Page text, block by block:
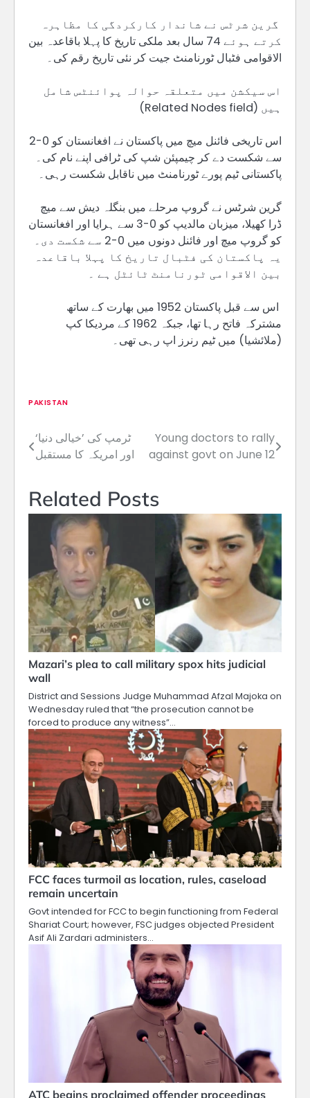
گرین شرٹس نے شاندار کارکردگی کا مظاہرہ
کرتے ہوئے 74 سال بعد ملکی تاریخ کا پہلا باقاعدہ بین
الاقوامی فٹبال ٹورنامنٹ جیت کر نئی تاریخ رقم کی۔
اس سیکشن میں متعلقہ حوالہ پوائنٹس شامل
ہیں (Related Nodes field)
اس تاریخی فائنل میچ میں پاکستان نے افغانستان کو 0-2
سے شکست دے کر چیمپئن شپ کی ٹرافی اپنے نام کی۔
پاکستانی ٹیم پورے ٹورنامنٹ میں ناقابل شکست رہی۔
گرین شرٹس نے گروپ مرحلے میں بنگلہ دیش سے میچ
ڈرا کھیلا، میزبان مالدیپ کو 0-3 سے ہرایا اور افغانستان
کو گروپ میچ اور فائنل دونوں میں 0-2 سے شکست دی۔
یہ پاکستان کی فٹبال تاریخ کا پہلا باقاعدہ
بین الاقوامی ٹورنامنٹ ٹائٹل ہے ۔
اس سے قبل پاکستان 1952 میں بھارت کے ساتھ
مشترکہ فاتح رہا تھا، جبکہ 1962 کے مردیکا کپ
(ملائشیا) میں ٹیم رنرز اپ رہی تھی۔
PAKISTAN
Post
navigation
ٹرمپ کی ’خیالی دنیا‘
اور امریکہ کا مستقبل
Young doctors to rally
against govt on June 12
Related Posts
Mazari’s plea to call military spox hits judicial
wall
District and Sessions Judge Muhammad Afzal Majoka on
Wednesday ruled that “the prosecution cannot be
forced to produce any witness”…
FCC faces turmoil as location, rules, caseload
remain uncertain
Govt intended for FCC to begin functioning from Federal
Shariat Court; however, FSC judges objected President
Asif Ali Zardari administers…
ATC begins proclaimed offender proceedings